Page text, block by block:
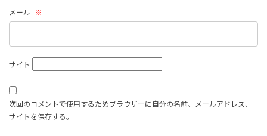
メール ※
サイト
次回のコメントで使用するためブラウザーに自分の名前、メールアドレス、
サイトを保存する。